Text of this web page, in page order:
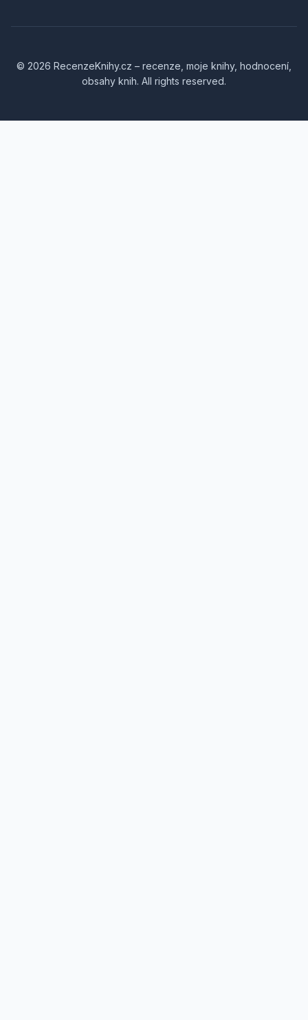
© 2026 RecenzeKnihy.cz – recenze, moje knihy, hodnocení,
obsahy knih. All rights reserved.